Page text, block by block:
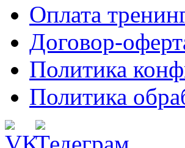
Оплата
Договор-
Политика
Политика